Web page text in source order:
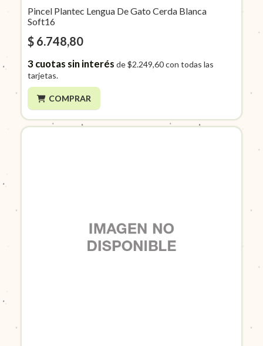
Pincel Plantec Lengua De Gato Cerda Blanca
Soft16
$ 6.748,80
3cuotas sin interés de$2.249,60con todas las
tarjetas.
COMPRAR